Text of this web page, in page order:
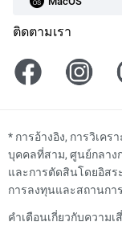
ติดตามเรา
* การอ้างอิง, การวิเค
บุคคลที่สาม, ศูนย์กลาง
และการตัดสินโดยอิสร
การลงทุนและสถานกา
คำเตือนเกี่ยวกับความ